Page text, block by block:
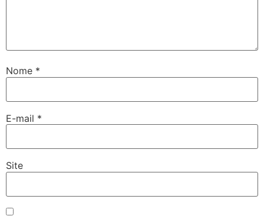
Nome *
E-mail *
Site